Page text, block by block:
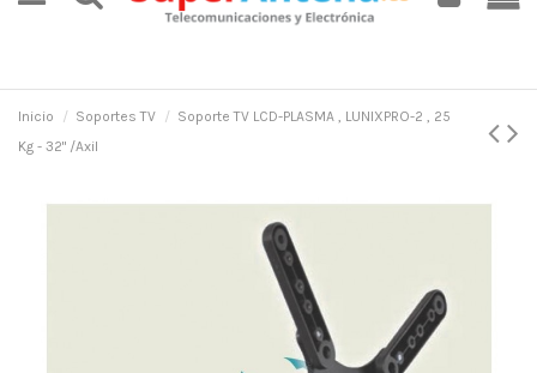
Inicio Soportes TV
Soporte TV LCD-PLASMA , LUNIXPRO-2 , 25
Kg - 32" /Axil